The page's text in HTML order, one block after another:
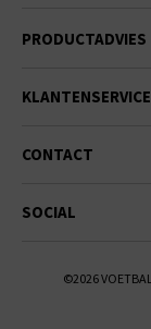
PRODUCTADVIES
KLANTENSERVICE
CONTACT
SOCIAL
©2026